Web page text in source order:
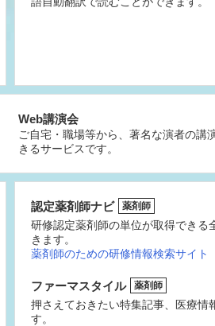
Web講演会
ご自宅・職場等から、著名な演者の講
きるサービスです。
認定薬剤師ナビ 薬剤師
研修認定薬剤師の単位が取得できる
きます。
薬剤師のための研修情報検索サイト
ファーマスタイル 薬剤師
押さえておきたい特集記事、医療情
す。